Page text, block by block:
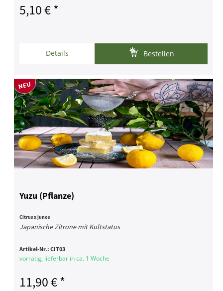
5,10 € *
Details Bestellen
Yuzu (Pflanze)
Citrus x junos
Japanische Zitrone mit Kultstatus
Artikel-Nr.:CIT03
vorrätig, lieferbar in ca. 1 Woche
11,90 € *